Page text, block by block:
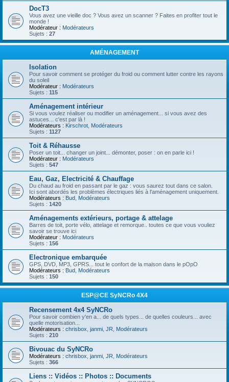
DocT3
Vous avez une vieille doc ? Vous avez un scanner ? Faites en profiter tout le
monde !
Modérateur : Modérateurs
Sujets : 27
AMÉNAGEMENT
Isolation
Pour savoir comment se protéger du froid ou comment lutter contre les rayons
du soleil
Modérateur : Modérateurs
Sujets : 115
Aménagement intérieur
Si vous voulez réaliser ou modifier un aménagement... si vous avez des
astuces... c'est par là !
Modérateurs : Kirschrot Modérateurs
Sujets : 1127
Toit & Réhausse
Poser un toit... changer un joint... démonter, poser : on en parle ici !
Modérateur : Modérateurs
Sujets : 547
Eau, Gaz, Electricité & Chauffage
Du chaud au froid en passant par le gaz : vous saurez tout dans ce salon.
Ici sont abordés les problèmes électriques liés à l'aménagement uniquement.
Modérateurs : Bud Modérateurs
Sujets : 1420
Aménagements extérieurs, portage & attelage
Barres de toit, porte vélo, attelage et remorque.. toutes ce que vous vouliez
savoir se trouve ici
Modérateur : Modérateurs
Sujets : 156
Electronique embarquée
GPS, DVD, MP3, GPRS... tout le confort de la maison dans le pOpO
Modérateurs : Bud Modérateurs
Sujets : 150
ESP@CE SyNCRo 4X4
Recensement 4x4 SyNCRo
Pour savoir combien y'en a... de quels types... de quelles couleurs... avec
quelle motorisation...
Modérateurs : chrisbox janmi JR
Modérateurs
Sujets : 210
Bivouac du SyNCRo
Modérateurs : chrisbox janmi JR
Modérateurs
Sujets : 366
Liens :: Vidéos :: Photos :: Documents